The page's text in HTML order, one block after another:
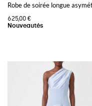
Robe de soirée longue
625,00 €